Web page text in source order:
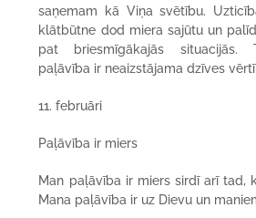
saņemam kā Viņa svētību.
klātbūtne dod miera sajūtu un
pat briesmīgākajās situacijās.
paļāvība ir neaizstājama dzīves
11. februāri
Paļāvība ir miers
Man paļāvība ir miers sirdī arī tad,
Mana paļāvība ir uz Dievu un